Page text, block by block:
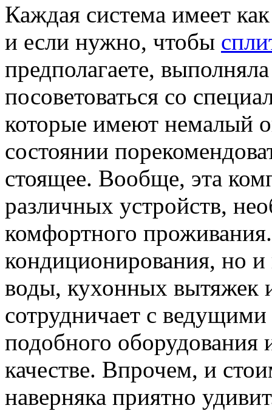
Каждая система имеет
и если нужно, чтобы
предполагаете,
посоветоваться со
которые имеют немалый
состоянии
стоящее. Вообще, эта
различных устройств,
комфортного
кондиционирования, но и
воды, кухонных вытяжек
сотрудничает с
подобного оборудования
качестве. Впрочем, и
наверняка приятно